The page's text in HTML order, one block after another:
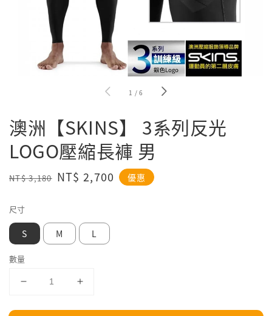
1 /6
澳洲【SKINS】 3系列反光
LOGO壓縮長褲 男
Regular
NT$ 3,180 Sale
NT$ 2,700 優惠
尺寸
S M L
數量